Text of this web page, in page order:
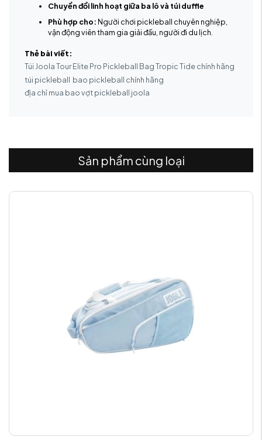
Chuyển đổi linh hoạt giữa ba lô và túi duffle
Phù hợp cho: Người chơi pickleball chuyên nghiệp,
vận động viên tham gia giải đấu, người đi du lịch.
Thẻ bài viết:
Túi Joola Tour Elite Pro Pickleball Bag Tropic Tide chính hãng
túi pickleball bao pickleball chính hãng
địa chỉ mua bao vợt pickleball joola
Sản phẩm cùng loại